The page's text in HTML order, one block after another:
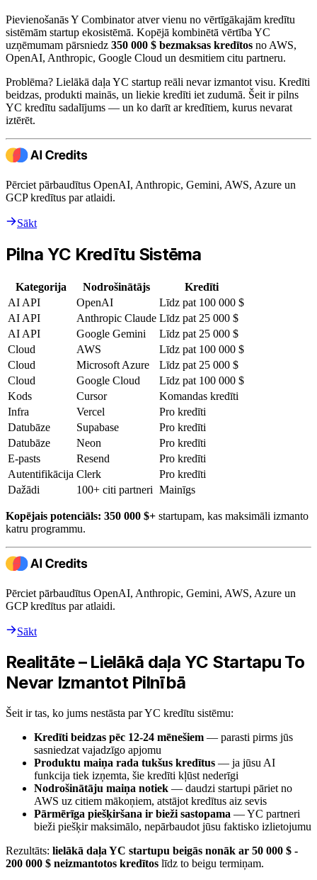
Pievienošanās Y Combinator atver vienu no vērtīgākajām kredītu
sistēmām startup ekosistēmā. Kopējā kombinētā vērtība YC
uzņēmumam pārsniedz 350 000 $ bezmaksas kredītos no AWS,
OpenAI, Anthropic, Google Cloud un desmitiem citu partneru.
Problēma? Lielākā daļa YC startup reāli nevar izmantot visu. Kredīti
beidzas, produkti mainās, un liekie kredīti iet zudumā. Šeit ir pilns
YC kredītu sadalījums — un ko darīt ar kredītiem, kurus nevarat
iztērēt.
Pērciet pārbaudītus OpenAI, Anthropic, Gemini, AWS, Azure un
GCP kredītus par atlaidi.
Sākt
Pilna YC Kredītu Sistēma
Kategorija Nodrošinātājs
Kredīti
AI API
OpenAI
Līdz pat 100 000 $
AI API
Anthropic Claude Līdz pat 25 000 $
AI API
Google Gemini
Līdz pat 25 000 $
Cloud
AWS
Līdz pat 100 000 $
Cloud
Microsoft Azure
Līdz pat 25 000 $
Cloud
Google Cloud
Līdz pat 100 000 $
Kods
Cursor
Komandas kredīti
Infra
Vercel
Pro kredīti
Datubāze
Supabase
Pro kredīti
Datubāze
Neon
Pro kredīti
E-pasts
Resend
Pro kredīti
Autentifikācija Clerk
Pro kredīti
Dažādi
100+ citi partneri Mainīgs
Kopējais potenciāls: 350 000 $+ startupam, kas maksimāli izmanto
katru programmu.
Pērciet pārbaudītus OpenAI, Anthropic, Gemini, AWS, Azure un
GCP kredītus par atlaidi.
Sākt
Realitāte – Lielākā daļa YC Startapu To
Nevar Izmantot Pilnībā
Šeit ir tas, ko jums nestāsta par YC kredītu sistēmu:
Kredīti beidzas pēc 12-24 mēnešiem — parasti pirms jūs
sasniedzat vajadzīgo apjomu
Produktu maiņa rada tukšus kredītus — ja jūsu AI
funkcija tiek izņemta, šie kredīti kļūst nederīgi
Nodrošinātāju maiņa notiek — daudzi startupi pāriet no
AWS uz citiem mākoņiem, atstājot kredītus aiz sevis
Pārmērīga piešķiršana ir bieži sastopama — YC partneri
bieži piešķir maksimālo, nepārbaudot jūsu faktisko izlietojumu
Rezultāts: lielākā daļa YC startupu beigās nonāk ar 50 000 $ -
200 000 $ neizmantotos kredītos līdz to beigu termiņam.